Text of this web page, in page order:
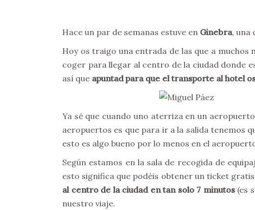
Hace un par de semanas estuve en Ginebra, una
Hoy os traigo una entrada de las que a
coger para llegar al centro de la ciudad donde
así que apuntad para que el transporte al hotel
Ya sé que cuando uno aterriza en un
aeropuertos es que para ir a la salida tenemos
esto es algo bueno por lo menos en el
Según estamos en la sala de recogida de
esto significa que podéis obtener un ticket
al centro de la ciudad en tan solo 7 minutos(es
nuestro viaje.